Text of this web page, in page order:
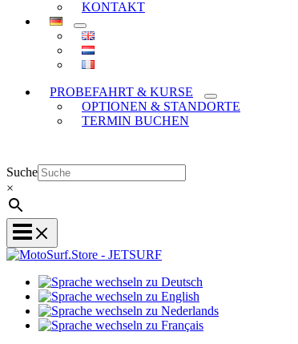
KONTAKT
PROBEFAHRT & KURSE
OPTIONEN & STANDORTE
TERMIN BUCHEN
Suche
×
zu
Deutsch
wechseln
zu
Sprache
Sprache